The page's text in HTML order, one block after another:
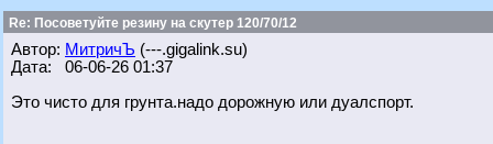
Re: Посоветуйте резину на скутер 120/70/12
Автор: МитричЪ (---.gigalink.su)
Дата: 06-06-26 01:37
Это чисто для грунта.надо дорожную или дуалспорт.